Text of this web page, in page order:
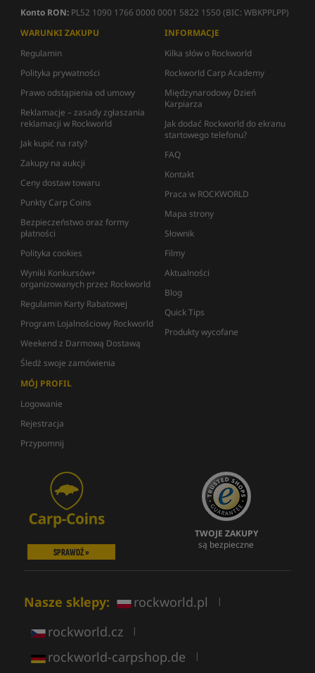
Konto RON: PL52 1090 1766 0000 0001 5822 1550 (BIC: WBKPPLPP)
WARUNKI ZAKUPU
Regulamin
Polityka prywatności
Prawo odstąpienia od umowy
Reklamacje – zasady zgłaszania
reklamacji w Rockworld
Jak kupić na raty?
Zakupy na aukcji
Ceny dostaw towaru
Punkty Carp Coins
Bezpieczeństwo oraz formy
płatności
Polityka cookies
Wyniki Konkursów+
organizowanych przez Rockworld
Regulamin Karty Rabatowej
Program Lojalnościowy Rockworld
Weekend z Darmową Dostawą
Śledź swoje zamówienia
INFORMACJE
Kilka słów o Rockworld
Rockworld Carp Academy
Międzynarodowy Dzień
Karpiarza
Jak dodać Rockworld do ekranu
startowego telefonu?
FAQ
Kontakt
Praca w ROCKWORLD
Mapa strony
Słownik
Filmy
Aktualności
Blog
Quick Tips
Produkty wycofane
MÓJ PROFIL
Logowanie
Rejestracja
Przypomnij
SPRAWDŹ »
TWOJE ZAKUPY
są bezpieczne
Nasze sklepy: rockworld.pl |
rockworld.cz |
rockworld-carpshop.de |